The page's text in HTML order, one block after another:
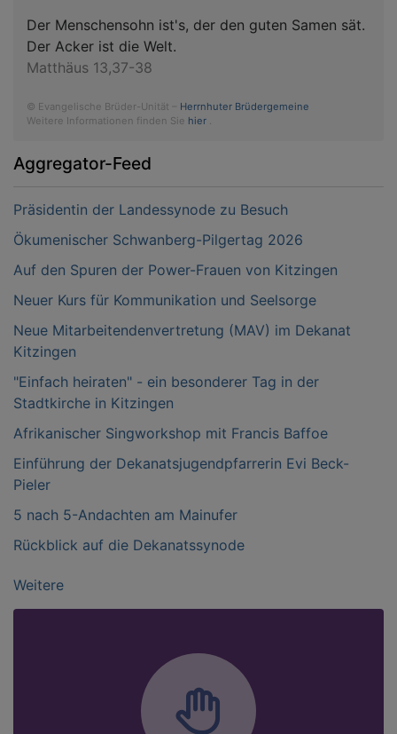
Der Menschensohn ist's, der den guten Samen sät.
Der Acker ist die Welt.
Matthäus 13,37-38
© Evangelische Brüder-Unität – Herrnhuter Brüdergemeine
Weitere Informationen finden Sie hier .
Aggregator-Feed
Präsidentin der Landessynode zu Besuch
Ökumenischer Schwanberg-Pilgertag 2026
Auf den Spuren der Power-Frauen von Kitzingen
Neuer Kurs für Kommunikation und Seelsorge
Neue Mitarbeitendenvertretung (MAV) im Dekanat
Kitzingen
"Einfach heiraten" - ein besonderer Tag in der
Stadtkirche in Kitzingen
Afrikanischer Singworkshop mit Francis Baffoe
Einführung der Dekanatsjugendpfarrerin Evi Beck-
Pieler
5 nach 5-Andachten am Mainufer
Rückblick auf die Dekanatssynode
Weitere